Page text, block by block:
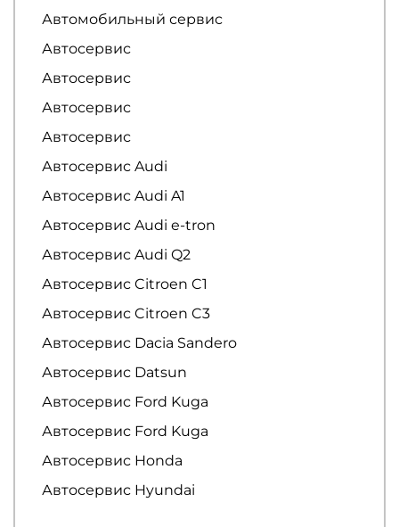
Автомобильный сервис
Автосервис
Автосервис
Автосервис
Автосервис
Автосервис Audi
Автосервис Audi A1
Автосервис Audi e-tron
Автосервис Audi Q2
Автосервис Citroen C1
Автосервис Citroen C3
Автосервис Dacia Sandero
Автосервис Datsun
Автосервис Ford Kuga
Автосервис Ford Kuga
Автосервис Honda
Автосервис Hyundai